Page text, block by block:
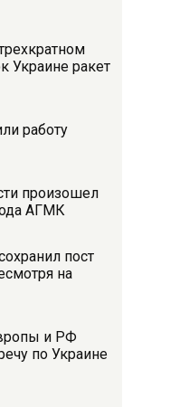
Украине ракет
работу
произошел
АГМК
пост
на
и РФ
по Украине